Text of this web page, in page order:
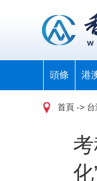
頭條 港
首頁 -> 台
化